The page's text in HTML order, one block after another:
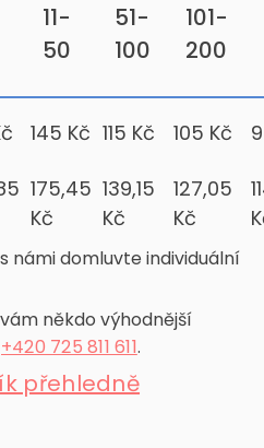
11-
50
51-
100
101-
200
145 Kč 115 Kč 105 Kč
175,45
Kč
139,15
Kč
127,05
Kč
námi domluvte individuální
někdo výhodnější
+420 725 811 611.
přehledně